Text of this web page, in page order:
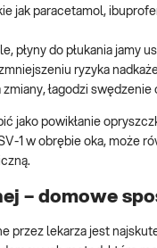
jak paracetamol,
płyny do płukania jamy
ryzyka
zmiany, łagodzi swędzenie
jako powikłanie
1 w obrębie oka, może
– domowe
przez lekarza jest